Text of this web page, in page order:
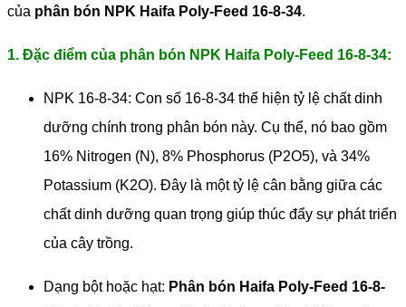
của phân bón NPK Haifa Poly-Feed 16-8-34.
1. Đặc điểm của phân bón NPK Haifa Poly-Feed 16-8-34:
NPK 16-8-34: Con số 16-8-34 thể hiện tỷ lệ chất dinh
dưỡng chính trong phân bón này. Cụ thể, nó bao gồm
16% Nitrogen (N), 8% Phosphorus (P2O5), và 34%
Potassium (K2O). Đây là một tỷ lệ cân bằng giữa các
chất dinh dưỡng quan trọng giúp thúc đẩy sự phát triển
của cây trồng.
Dạng bột hoặc hạt: Phân bón Haifa Poly-Feed 16-8-